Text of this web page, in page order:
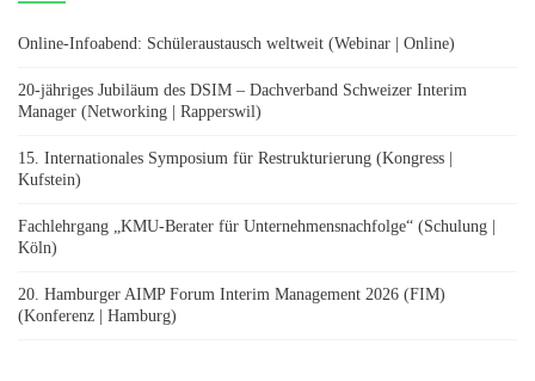
Online-Infoabend: Schüleraustausch weltweit (Webinar | Online)
20-jähriges Jubiläum des DSIM – Dachverband Schweizer Interim
Manager (Networking | Rapperswil)
15. Internationales Symposium für Restrukturierung (Kongress |
Kufstein)
Fachlehrgang „KMU-Berater für Unternehmensnachfolge“ (Schulung |
Köln)
20. Hamburger AIMP Forum Interim Management 2026 (FIM)
(Konferenz | Hamburg)